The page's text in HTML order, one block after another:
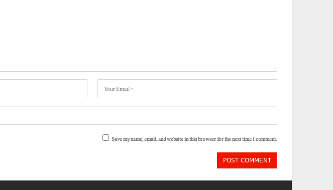
Save my name, email, and website in this browser for the next time I comment.